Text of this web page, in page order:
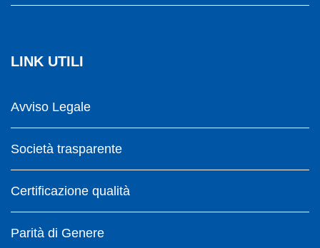
LINK UTILI
Avviso Legale
Società trasparente
Certificazione qualità
Parità di Genere